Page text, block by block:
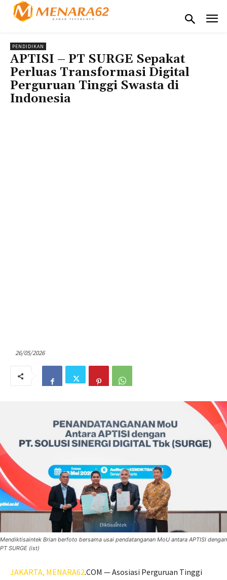
PENDIDIKAN
APTISI – PT SURGE Sepakat
Perluas Transformasi Digital
Perguruan Tinggi Swasta di
Indonesia
26/05/2026
Mendiktisaintek Brian berfoto bersama usai pendatanganan MoU antara APTISI dengan
PT SURGE (ist)
JAKARTA, MENARA62.COM — Asosiasi Perguruan Tinggi